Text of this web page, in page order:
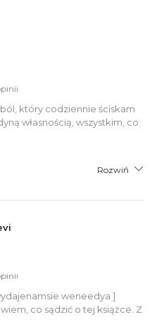
ból, który codziennie ściskam
własnością, wszystkim, co
Rozwiń
weneedya ]
wiem, co sądzić o tej książce. Z